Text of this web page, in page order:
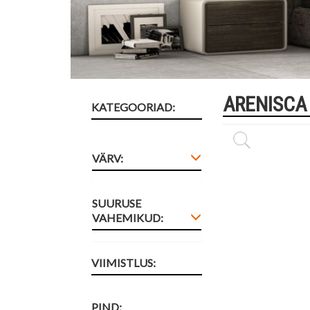
KATEGOORIAD:
VÄRV:
SUURUSE
VAHEMIKUD:
VIIMISTLUS:
PIND:
ARENISCA